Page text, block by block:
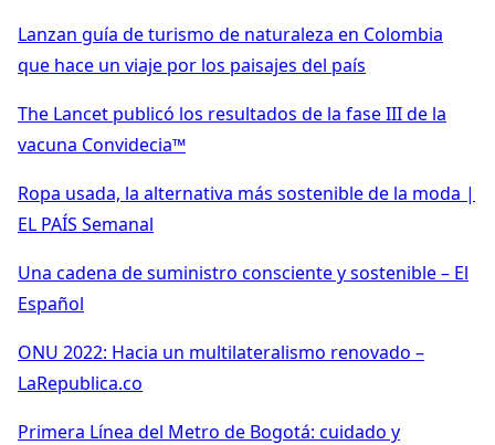
Lanzan guía de turismo de naturaleza en Colombia
que hace un viaje por los paisajes del país
The Lancet publicó los resultados de la fase III de la
vacuna Convidecia™
Ropa usada, la alternativa más sostenible de la moda |
EL PAÍS Semanal
Una cadena de suministro consciente y sostenible – El
Español
ONU 2022: Hacia un multilateralismo renovado –
LaRepublica.co
Primera Línea del Metro de Bogotá: cuidado y